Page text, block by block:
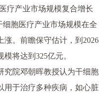
疗产业市场规模复合增长
胞医疗产业市场规模在全
。前瞻保守估计，到2026
将达到325亿元。
究院邓朝晖教授认为干细胞
用于治疗多种疾病，如心脏